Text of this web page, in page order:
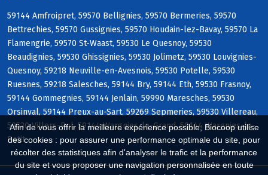
Afin de vous offrir la meilleure expérience possible, Biocoop utilise
des cookies : pour assurer une performance optimale du site, pour
récolter des statistiques afin d'analyser le trafic et la performance
du site et vous proposer une navigation personnalisée en toute
59144 Amfroipret, 59570 Bellignies, 59570 Bermeries, 59570
Bettrechies, 59570 Gussignies, 59570 Houdain-lez-Bavay, 59570 La
Flamengrie, 59570 St-Waast, 59530 Le Quesnoy, 59530
Beaudignies, 59530 Ghissignies, 59530 Jolimetz, 59530 Louvignies-
Quesnoy, 59218 Neuville-en-Avesnois, 59530 Potelle, 59530
Ruesnes, 59218 Salesches, 59144 Bry, 59144 Eth, 59530 Frasnoy,
59144 Gommegnies, 59144 Jenlain, 59990 Maresches, 59530
Orsinval, 59144 Preux-au-Sart, 59269 Sepmeries, 59530 Villereau,
59530 Villers-Pol, 59144 Wargnies-le-Grand, 59144 Wargnies-le-
Petit